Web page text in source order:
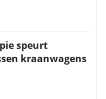
speurt
kraanwagens